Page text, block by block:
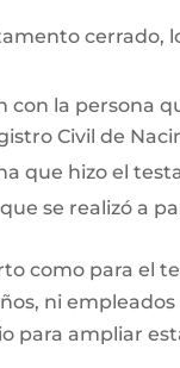
la persona
Civil de
que hizo el
se realizó a
como para el
ni
para ampliar